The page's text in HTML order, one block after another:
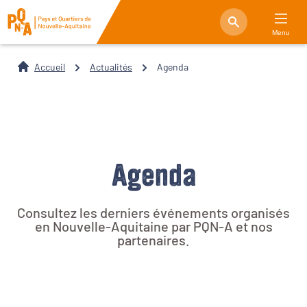
Menu
Accueil Actualités Agenda
Agenda
Consultez les derniers événements organisés
en Nouvelle-Aquitaine par PQN-A et nos
partenaires.